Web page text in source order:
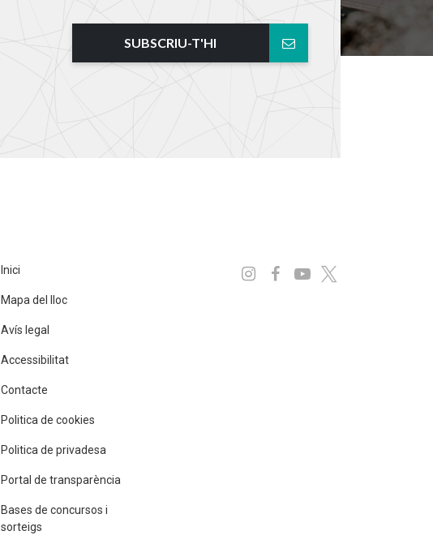
SUBSCRIU-T'HI
Inici
Mapa del lloc
Avís legal
Accessibilitat
Contacte
Politica de cookies
Politica de privadesa
Portal de transparència
Bases de concursos i
sorteigs
Instagram
Facebook
Youtube